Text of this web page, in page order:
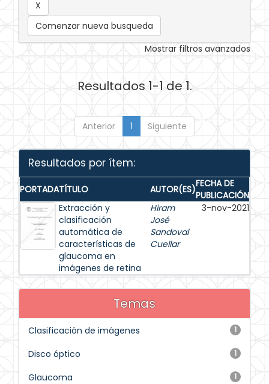
Comenzar nueva busqueda
Mostrar filtros avanzados
Resultados 1-1 de 1.
Anterior 1 Siguiente
Resultados por ítem:
PORTADATÍTULO AUTOR(ES)FECHA DE
PUBLICACIÓN
Extracción y
clasificación
automática de
características de
glaucoma en
imágenes de retina
Hiram
José
Sandoval
Cuellar
3-nov-2021
Temas
1
Clasificación de imágenes
1
Disco óptico
1
Glaucoma